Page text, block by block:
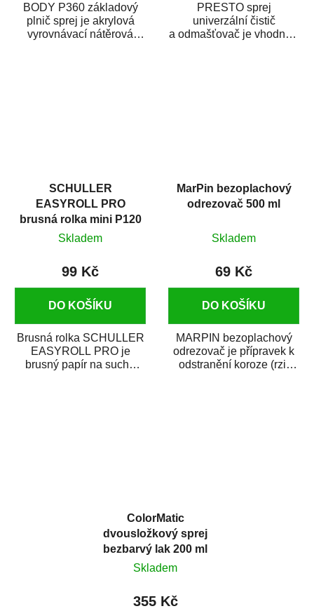
BODY P360 základový
plnič sprej je akrylová
vyrovnávací nátěrová
PRESTO sprej
univerzální čistič
a odmašťovač je vhodný k
SCHULLER
EASYROLL PRO
brusná rolka mini P120
Skladem
99 Kč
DO KOŠÍKU
Brusná rolka SCHULLER
EASYROLL PRO je
brusný papír na suché
MarPin bezoplachový
odrezovač 500 ml
Skladem
69 Kč
DO KOŠÍKU
MARPIN bezoplachový
odrezovač je přípravek k
odstranění koroze (rzi)
ColorMatic
dvousložkový sprej
bezbarvý lak 200 ml
Skladem
355 Kč